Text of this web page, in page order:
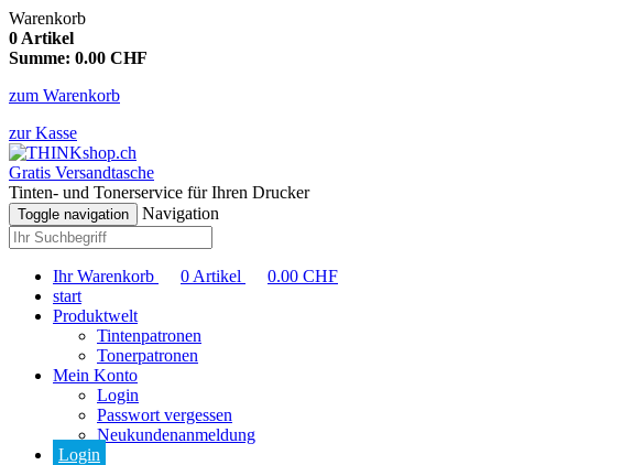
Warenkorb
0 Artikel
Summe: 0.00 CHF
zum Warenkorb
zur Kasse
Gratis Versandtasche
Tinten- und Tonerservice für Ihren Drucker
Toggle navigation Navigation
Ihr Warenkorb 0 Artikel 0.00 CHF
start
Produktwelt
Tintenpatronen
Tonerpatronen
Mein Konto
Login
Passwort vergessen
Neukundenanmeldung
Login